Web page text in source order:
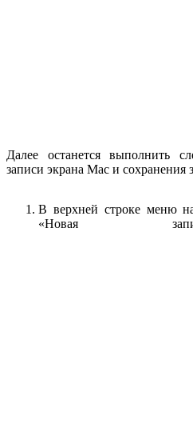
Далее останется выполнить
записи экрана Mac и сохранения
В верхней строке меню
«Новая